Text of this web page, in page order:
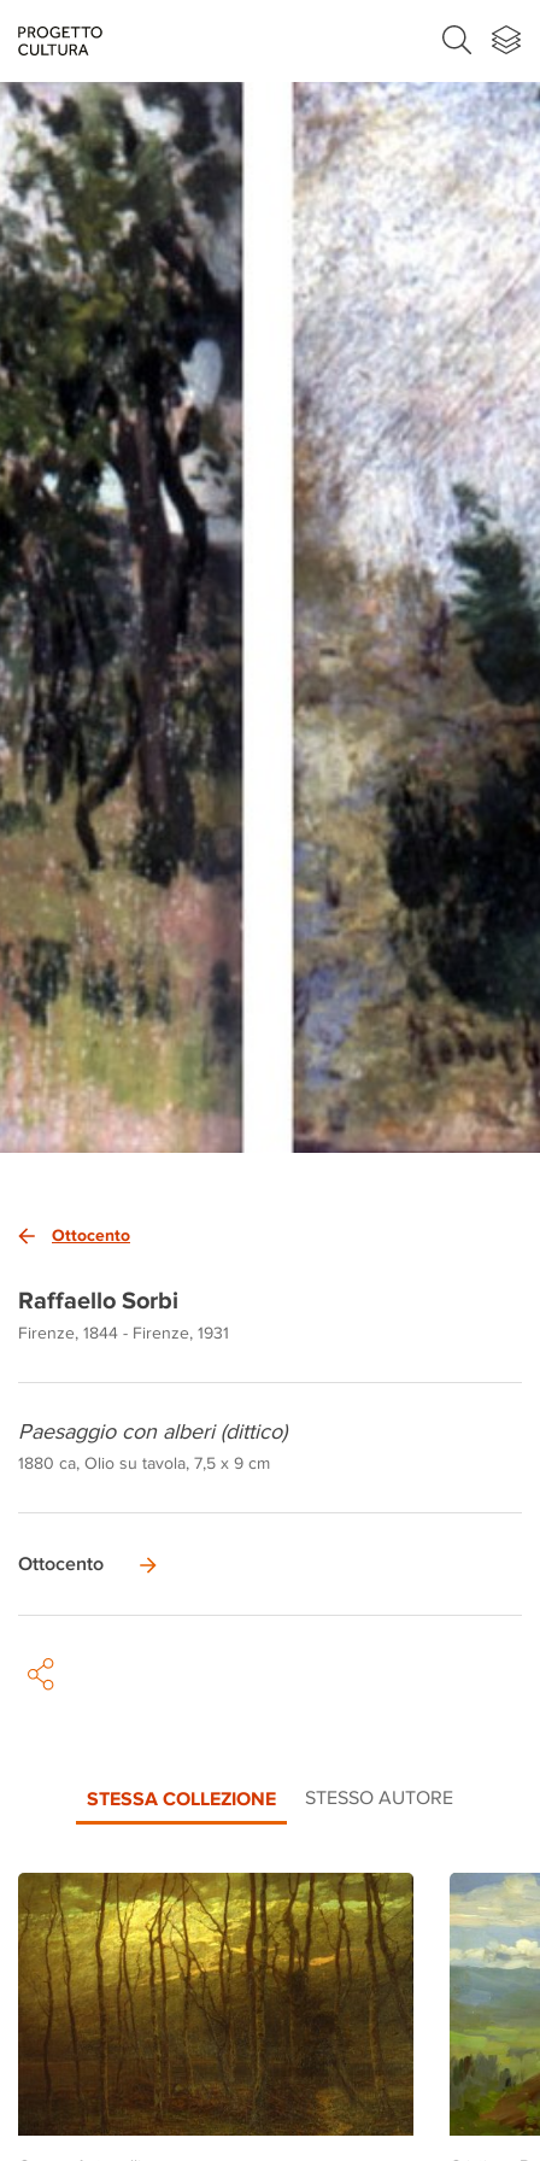
Ottocento
Raffaello Sorbi
Firenze, 1844 - Firenze, 1931
Paesaggio con alberi (dittico)
1880 ca, Olio su tavola, 7,5 x 9 cm
Ottocento
STESSA COLLEZIONE STESSO AUTORE